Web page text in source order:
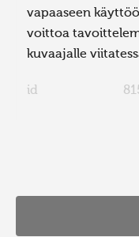
vapaaseen
voittoa
kuvaajalle
id